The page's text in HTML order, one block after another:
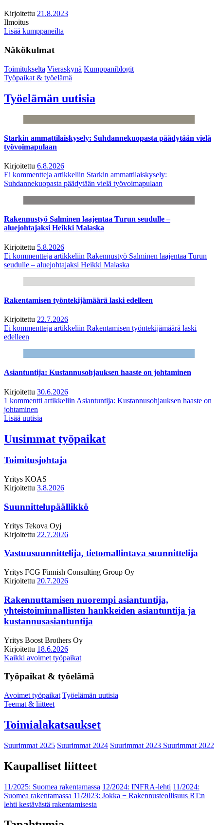
Kirjoitettu 21.8.2023
Ilmoitus
Lisää kumppaneilta
Näkökulmat
Toimitukselta Vieraskynä Kumppaniblogit
Työpaikat & työelämä
Työelämän uutisia
Starkin ammattilaiskysely: Suhdannekuopasta päädytään vielä
työvoimapulaan
Kirjoitettu 6.8.2026
Ei kommentteja artikkeliin Starkin ammattilaiskysely:
Suhdannekuopasta päädytään vielä työvoimapulaan
Rakennustyö Salminen laajentaa Turun seudulle –
aluejohtajaksi Heikki Malaska
Kirjoitettu 5.8.2026
Ei kommentteja artikkeliin Rakennustyö Salminen laajentaa Turun
seudulle – aluejohtajaksi Heikki Malaska
Rakentamisen työntekijämäärä laski edelleen
Kirjoitettu 22.7.2026
Ei kommentteja artikkeliin Rakentamisen työntekijämäärä laski
edelleen
Asiantuntija: Kustannusohjauksen haaste on johtaminen
Kirjoitettu 30.6.2026
1 kommentti artikkeliin Asiantuntija: Kustannusohjauksen haaste on
johtaminen
Lisää uutisia
Uusimmat työpaikat
Toimitusjohtaja
Yritys KOAS
Kirjoitettu 3.8.2026
Suunnittelupäällikkö
Yritys Tekova Oyj
Kirjoitettu 22.7.2026
Vastuusuunnittelija, tietomallintava suunnittelija
Yritys FCG Finnish Consulting Group Oy
Kirjoitettu 20.7.2026
Rakennuttamisen nuorempi asiantuntija,
yhteistoiminnallisten hankkeiden asiantuntija ja
kustannusasiantuntija
Yritys Boost Brothers Oy
Kirjoitettu 18.6.2026
Kaikki avoimet työpaikat
Työpaikat & työelämä
Avoimet työpaikat Työelämän uutisia
Teemat & liitteet
Toimialakatsaukset
Suurimmat 2025 Suurimmat 2024 Suurimmat 2023 Suurimmat 2022
Kaupalliset liitteet
11/2025: Suomea rakentamassa 12/2024: INFRA-lehti 11/2024:
Suomea rakentamassa 11/2023: Jokka − Rakennusteollisuus RT:n
lehti kestävästä rakentamisesta